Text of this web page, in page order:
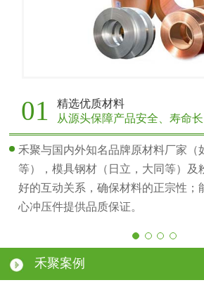
01
精选优质材料
从源头保障产品安全、寿命长
禾聚与国内外知名品牌原材料厂家（
等），模具钢材（日立，大同等）及
好的互动关系，确保材料的正宗性；
心冲压件提供品质保证。
禾聚案例